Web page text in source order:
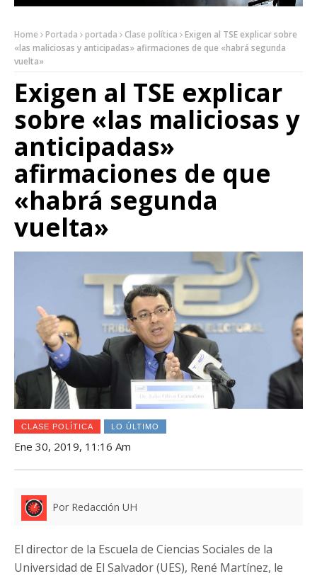
Home Portada portada Clase política
Exigen al TSE explicar sobre
«las maliciosas y anticipadas» afirmaciones de que «habrá segunda
vuelta»
Exigen al TSE explicar
sobre «las maliciosas y
anticipadas»
afirmaciones de que
«habrá segunda
vuelta»
CLASE POLÍTICA LO ÚLTIMO
Ene 30, 2019, 11:16 Am
Por Redacción UH
El director de la Escuela de Ciencias Sociales de la
Universidad de El Salvador (UES), René Martínez, le